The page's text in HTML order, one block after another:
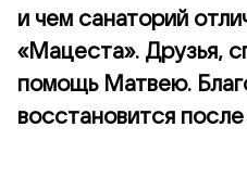
и чем санаторий
«Мацеста». Друзья,
помощь Матвею.
восстановится